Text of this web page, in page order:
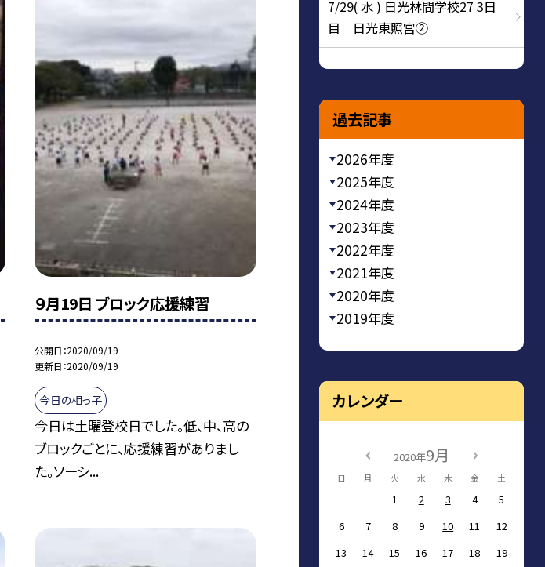
９月19日 ブロック応援練習
公開日 2020/09/19
更新日 2020/09/19
今日の相っ子
今日は土曜登校日でした。低、中、高の
ブロックごとに、応援練習がありまし
た。ソーシ...
7/29( 水 ) 日光林間学校27 3日
目 日光東照宮②
過去記事
2026年度
2025年度
2024年度
2023年度
2022年度
2021年度
2020年度
2019年度
カレンダー
2020年9月
日 月 火 水 木 金 土
1 2 3 4
5
6
7 8 9 10 11
12
13
14 15 16 17 18
19